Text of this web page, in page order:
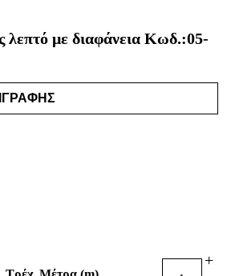
λεπτό με διαφάνεια Κωδ.:05-
+